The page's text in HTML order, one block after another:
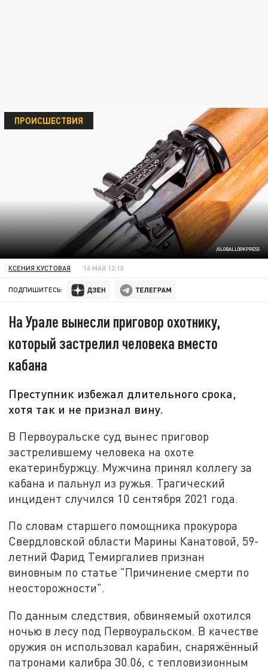
/GLOBALLOOKPRESS
ПРОИСШЕСТВИЯ
КСЕНИЯ КУСТОВАЯ 16 МАЯ 12:10
ПОДПИШИТЕСЬ:
На Урале вынесли приговор охотнику,
который застрелил человека вместо
кабана
Преступник избежал длительного срока,
хотя так и не признал вину.
В Первоуральске суд вынес приговор
застрелившему человека на охоте
екатеринбуржцу. Мужчина принял коллегу за
кабана и пальнул из ружья. Трагический
инцидент случился 10 сентября 2021 года.
По словам старшего помощника прокурора
Свердловской области Марины Канатовой, 59-
летний Фарид Темиргалиев признан
виновным по статье "Причинение смерти по
неосторожности".
По данным следствия, обвиняемый охотился
ночью в лесу под Первоуральском. В качестве
оружия он использовал карабин, снаряжённый
патронами калибра 30.06, с тепловизионным